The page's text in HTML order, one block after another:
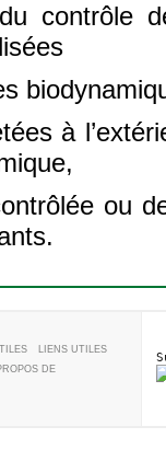
contrôle
à
ou
LIENS UTILES
DE